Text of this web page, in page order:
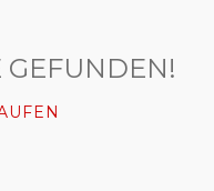
GEFUNDEN!